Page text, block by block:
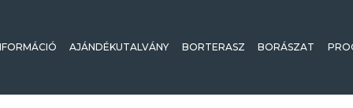
AJÁNDÉKUTALVÁNY BORTERASZ BORÁSZAT